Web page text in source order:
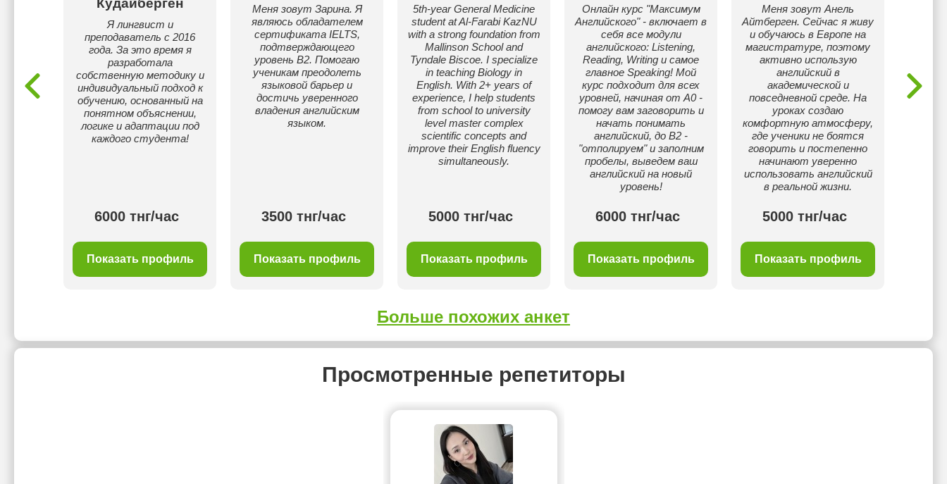
Кудайберген
Я лингвист и
преподаватель с 2016
года. За это время я
разработала
собственную методику и
индивидуальный подход к
обучению, основанный на
понятном объяснении,
логике и адаптации под
каждого студента!
6000 тнг/час
Показать профиль
Меня зовут Зарина. Я
являюсь обладателем
сертификата IELTS,
подтверждающего
уровень B2. Помогаю
ученикам преодолеть
языковой барьер и
достичь уверенного
владения английским
языком.
3500 тнг/час
Показать профиль
5th-year General Medicine
student at Al-Farabi KazNU
with a strong foundation from
Mallinson School and
Tyndale Biscoe. I specialize
in teaching Biology in
English. With 2+ years of
experience, I help students
from school to university
level master complex
scientific concepts and
improve their English fluency
simultaneously.
5000 тнг/час
Показать профиль
Онлайн курс "Максимум
Английского" - включает в
себя все модули
английского: Listening,
Reading, Writing и самое
главное Speaking! Мой
курс подходит для всех
уровней, начиная от A0 -
помогу вам заговорить и
начать понимать
английский, до B2 -
"отполируем" и заполним
пробелы, выведем ваш
английский на новый
уровень!
6000 тнг/час
Показать профиль
Меня зовут Анель
Айтберген. Сейчас я живу
и обучаюсь в Европе на
магистратуре, поэтому
активно использую
английский в
академической и
повседневной среде. На
уроках создаю
комфортную атмосферу,
где ученики не боятся
говорить и постепенно
начинают уверенно
использовать английский
в реальной жизни.
5000 тнг/час
Показать профиль
Больше похожих анкет
Просмотренные репетиторы